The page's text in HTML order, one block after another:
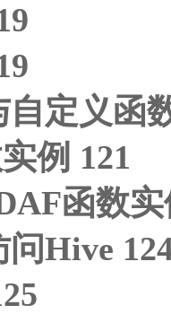
定义函
例 121
函数实
Hive